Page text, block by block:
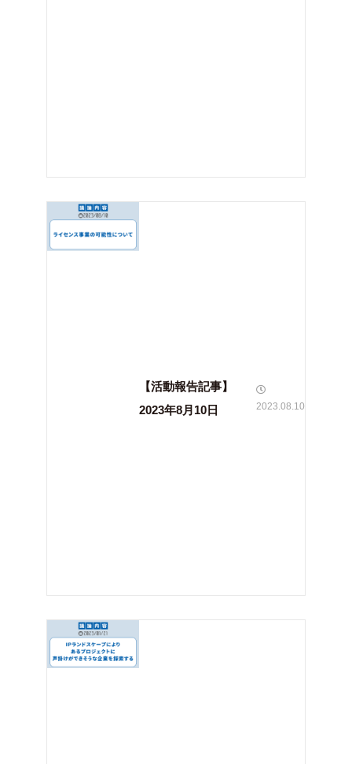
【活動報告記事】
2023年8月10日
2023.08.10